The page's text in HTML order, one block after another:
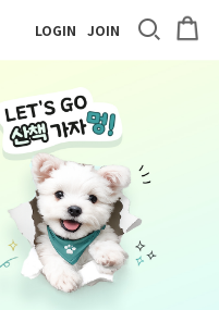
LOGIN JOIN